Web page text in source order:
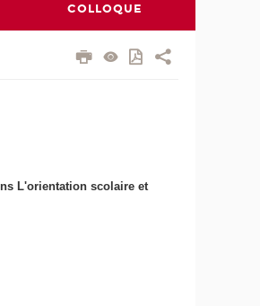
COLLOQUE
L'orientation scolaire et